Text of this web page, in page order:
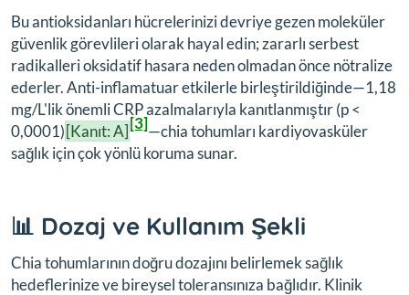
Bu antioksidanları hücrelerinizi devriye gezen moleküler
güvenlik görevlileri olarak hayal edin; zararlı serbest
radikalleri oksidatif hasara neden olmadan önce nötralize
ederler. Anti-inflamatuar etkilerle birleştirildiğinde—1,18
mg/L'lik önemli CRP azalmalarıyla kanıtlanmıştır (p <
0,0001)[Kanıt: A][3]—chia tohumları kardiyovasküler
sağlık için çok yönlü koruma sunar.
📊 Dozaj ve Kullanım Şekli
Chia tohumlarının doğru dozajını belirlemek sağlık
hedeflerinize ve bireysel toleransınıza bağlıdır. Klinik